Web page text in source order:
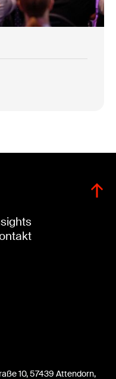
10, 57439 Attendorn,